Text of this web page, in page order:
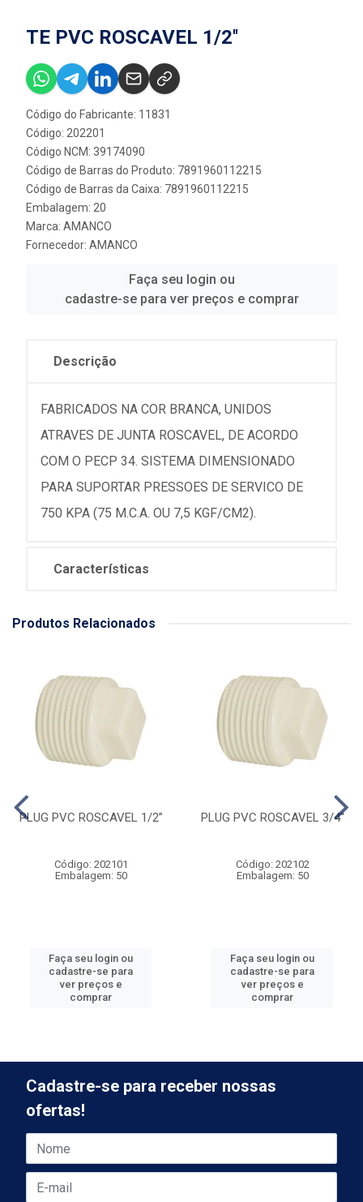
TE PVC ROSCAVEL 1/2''
Código do Fabricante: 11831
Código: 202201
Código NCM: 39174090
Código de Barras do Produto: 7891960112215
Código de Barras da Caixa: 7891960112215
Embalagem: 20
Marca: AMANCO
Fornecedor: AMANCO
Faça seu login ou
cadastre-se para ver preços e comprar
Descrição
FABRICADOS NA COR BRANCA, UNIDOS
ATRAVES DE JUNTA ROSCAVEL, DE ACORDO
COM O PECP 34. SISTEMA DIMENSIONADO
PARA SUPORTAR PRESSOES DE SERVICO DE
750 KPA (75 M.C.A. OU 7,5 KGF/CM2).
Características
Produtos Relacionados
PLUG PVC ROSCAVEL 1/2”
Código: 202101
Embalagem: 50
Faça seu login ou
cadastre-se para
ver preços e
comprar
PLUG PVC ROSCAVEL 3/4''
Código: 202102
Embalagem: 50
Faça seu login ou
cadastre-se para
ver preços e
comprar
Cadastre-se para receber nossas
ofertas!